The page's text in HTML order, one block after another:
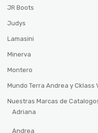
JR Boots
Judys
Lamasini
Minerva
Montero
Mundo Terra Andrea y
Nuestras Marcas de
Adriana
Andrea